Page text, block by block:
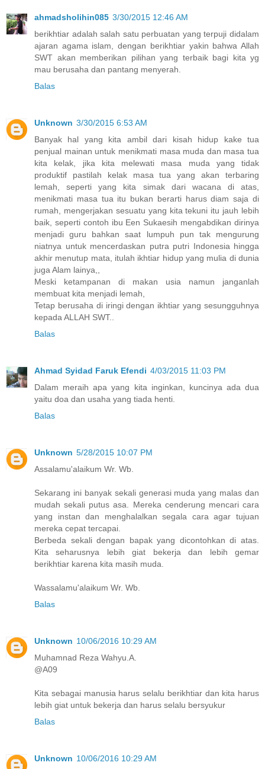
ahmadsholihin085 3/30/2015 12:46 AM
berikhtiar adalah salah satu perbuatan yang terpuji didalam
ajaran agama islam, dengan berikhtiar yakin bahwa Allah
SWT akan memberikan pilihan yang terbaik bagi kita yg
mau berusaha dan pantang menyerah.
Balas
Unknown 3/30/2015 6:53 AM
Banyak hal yang kita ambil dari kisah hidup kake tua
penjual mainan untuk menikmati masa muda dan masa tua
kita kelak, jika kita melewati masa muda yang tidak
produktif pastilah kelak masa tua yang akan terbaring
lemah, seperti yang kita simak dari wacana di atas,
menikmati masa tua itu bukan berarti harus diam saja di
rumah, mengerjakan sesuatu yang kita tekuni itu jauh lebih
baik, seperti contoh ibu Een Sukaesih mengabdikan dirinya
menjadi guru bahkan saat lumpuh pun tak mengurung
niatnya untuk mencerdaskan putra putri Indonesia hingga
akhir menutup mata, itulah ikhtiar hidup yang mulia di dunia
juga Alam lainya,,
Meski ketampanan di makan usia namun janganlah
membuat kita menjadi lemah,
Tetap berusaha di iringi dengan ikhtiar yang sesungguhnya
kepada ALLAH SWT..
Balas
Ahmad Syidad Faruk Efendi 4/03/2015 11:03 PM
Dalam meraih apa yang kita inginkan, kuncinya ada dua
yaitu doa dan usaha yang tiada henti.
Balas
Unknown 5/28/2015 10:07 PM
Assalamu'alaikum Wr. Wb.
Sekarang ini banyak sekali generasi muda yang malas dan
mudah sekali putus asa. Mereka cenderung mencari cara
yang instan dan menghalalkan segala cara agar tujuan
mereka cepat tercapai.
Berbeda sekali dengan bapak yang dicontohkan di atas.
Kita seharusnya lebih giat bekerja dan lebih gemar
berikhtiar karena kita masih muda.
Wassalamu'alaikum Wr. Wb.
Balas
Unknown 10/06/2016 10:29 AM
Muhamnad Reza Wahyu.A.
@A09
Kita sebagai manusia harus selalu berikhtiar dan kita harus
lebih giat untuk bekerja dan harus selalu bersyukur
Balas
Unknown 10/06/2016 10:29 AM